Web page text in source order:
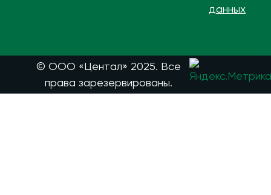
данных
© ООО «Центал» 2025. Все
права зарезервированы.